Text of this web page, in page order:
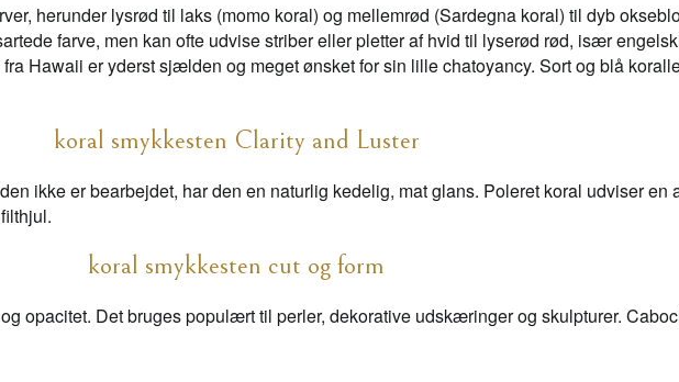
herunder lysrød til laks (momo koral) og mellemrød (Sardegna koral) til dyb
farve, men kan ofte udvise striber eller pletter af hvid til lyserød rød, især
Hawaii er yderst sjælden og meget ønsket for sin lille chatoyancy. Sort og blå
koral smykkesten Clarity and Luster
ikke er bearbejdet, har den en naturlig kedelig, mat glans. Poleret koral udviser en
koral smykkesten cut og form
opacitet. Det bruges populært til perler, dekorative udskæringer og skulpturer.